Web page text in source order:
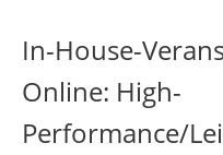
In-House-
Online: High-
Performance/